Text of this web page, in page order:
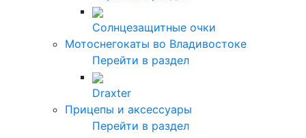
Солнцезащитные очки
Мотоснегокаты во Владивостоке
Перейти в раздел
Draxter
Прицепы и аксессуары
Перейти в раздел